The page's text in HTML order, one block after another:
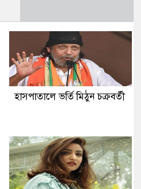
হাসপাতালে ভর্তি মিঠুন চক্রবর্তী